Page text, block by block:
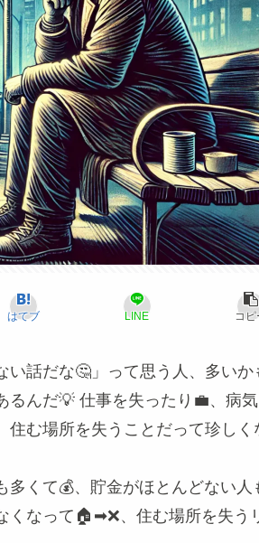
はてブ LINE コピ
話だな🤔」って思う人、多い
んだ💡 仕事を失ったり💼、病気
む場所を失うことだって珍しく
くて💰、貯金がほとんどない人
なって🏠➡❌、住む場所を失う